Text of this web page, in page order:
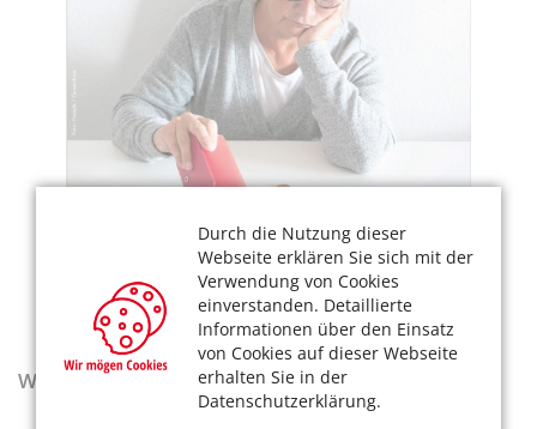
Durch die Nutzung dieser
Webseite erklären Sie sich mit der
Verwendung von Cookies
einverstanden. Detaillierte
Informationen über den Einsatz
von Cookies auf dieser Webseite
erhalten Sie in der
Datenschutzerklärung.
Wegweiser - Aktualisierte Ausgabe 2025–2027